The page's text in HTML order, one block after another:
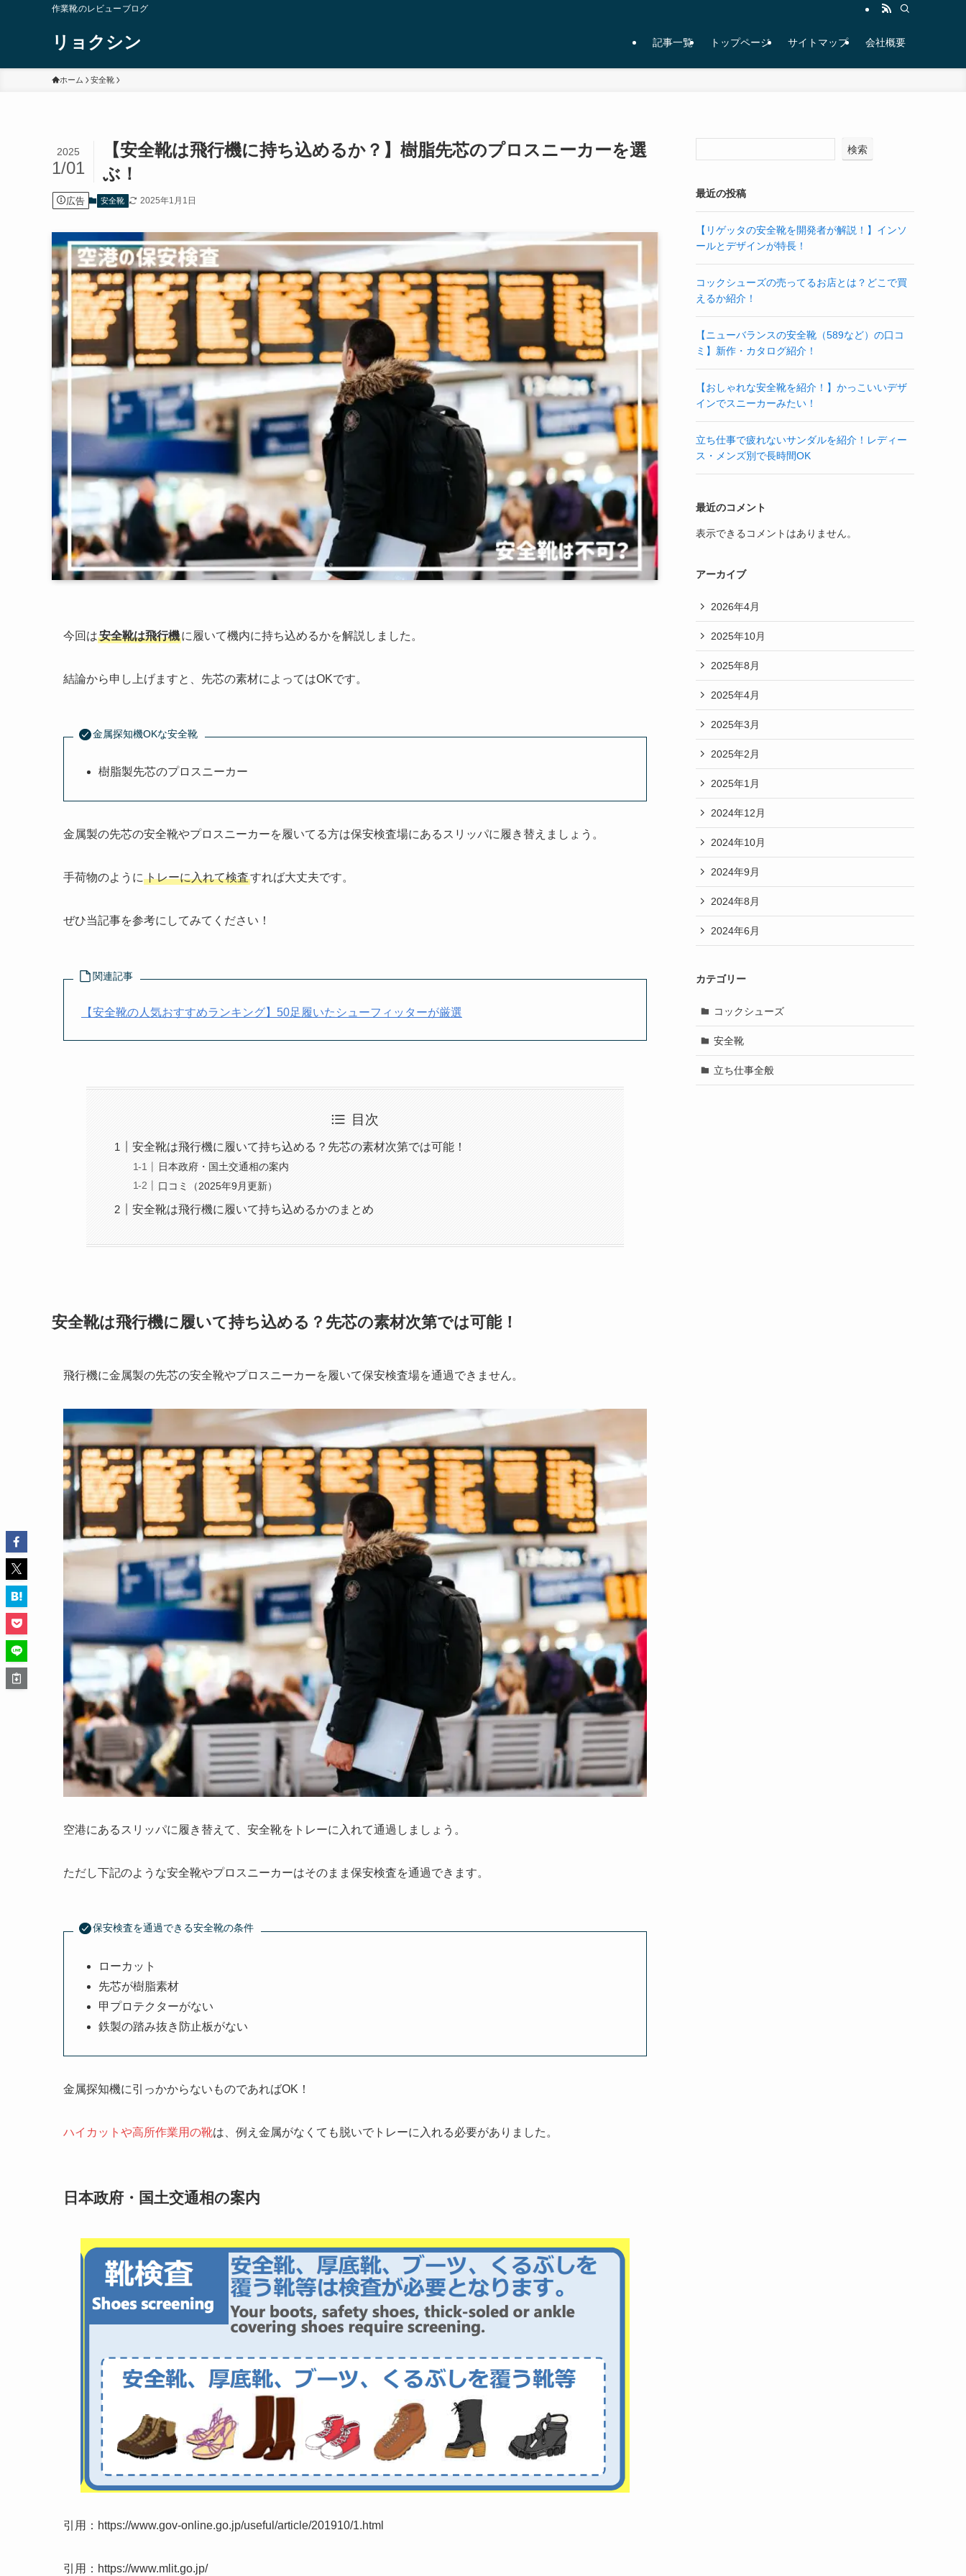
作業靴のレビューブログ
リョクシン 記事一覧 トップページ サイトマップ 会社概要
ホーム 安全靴
【安全靴は飛行機に持ち込めるか？】樹脂先芯のプロスニーカーを選
ぶ！
2025
1/01
広告 安全靴 2025年1月1日
今回は安全靴は飛行機に履いて機内に持ち込めるかを解説しました。
結論から申し上げますと、先芯の素材によってはOKです。
金属探知機OKな安全靴
樹脂製先芯のプロスニーカー
金属製の先芯の安全靴やプロスニーカーを履いてる方は保安検査場にあるスリッパに履き替えましょう。
手荷物のようにトレーに入れて検査すれば大丈夫です。
ぜひ当記事を参考にしてみてください！
関連記事
【安全靴の人気おすすめランキング】50足履いたシューフィッターが厳選
目次
安全靴は飛行機に履いて持ち込める？先芯の素材次第では可能！
日本政府・国土交通相の案内
口コミ（2025年9月更新）
安全靴は飛行機に履いて持ち込めるかのまとめ
安全靴は飛行機に履いて持ち込める？先芯の素材次第では可能！
飛行機に金属製の先芯の安全靴やプロスニーカーを履いて保安検査場を通過できません。
空港にあるスリッパに履き替えて、安全靴をトレーに入れて通過しましょう。
ただし下記のような安全靴やプロスニーカーはそのまま保安検査を通過できます。
保安検査を通過できる安全靴の条件
ローカット
先芯が樹脂素材
甲プロテクターがない
鉄製の踏み抜き防止板がない
金属探知機に引っかからないものであればOK！
ハイカットや高所作業用の靴は、例え金属がなくても脱いでトレーに入れる必要がありました。
日本政府・国土交通相の案内
引用：https://www.gov-online.go.jp/useful/article/201910/1.html
引用：https://www.mlit.go.jp/
検索
最近の投稿
【リゲッタの安全靴を開発者が解説！】インソ
ールとデザインが特長！
コックシューズの売ってるお店とは？どこで買
えるか紹介！
【ニューバランスの安全靴（589など）の口コ
ミ】新作・カタログ紹介！
【おしゃれな安全靴を紹介！】かっこいいデザ
インでスニーカーみたい！
立ち仕事で疲れないサンダルを紹介！レディー
ス・メンズ別で長時間OK
最近のコメント
表示できるコメントはありません。
アーカイブ
2026年4月
2025年10月
2025年8月
2025年4月
2025年3月
2025年2月
2025年1月
2024年12月
2024年10月
2024年9月
2024年8月
2024年6月
カテゴリー
コックシューズ
安全靴
立ち仕事全般